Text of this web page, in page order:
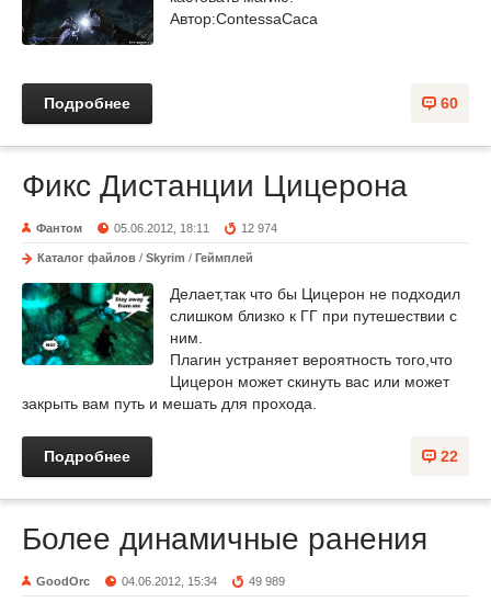
Автор:ContessaCaca
60
Подробнее
Фикс Дистанции Цицерона
Фантом 05.06.2012, 18:11 12 974
Каталог файлов / Skyrim / Геймплей
Делает,так что бы Цицерон не подходил
слишком близко к ГГ при путешествии с
ним.
Плагин устраняет вероятность того,что
Цицерон может скинуть вас или может
закрыть вам путь и мешать для прохода.
22
Подробнее
Более динамичные ранения
GoodOrc 04.06.2012, 15:34 49 989